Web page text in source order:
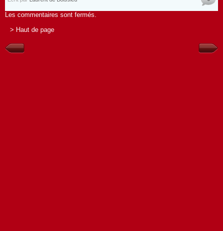
Les commentaires sont fermés.
> Haut de page